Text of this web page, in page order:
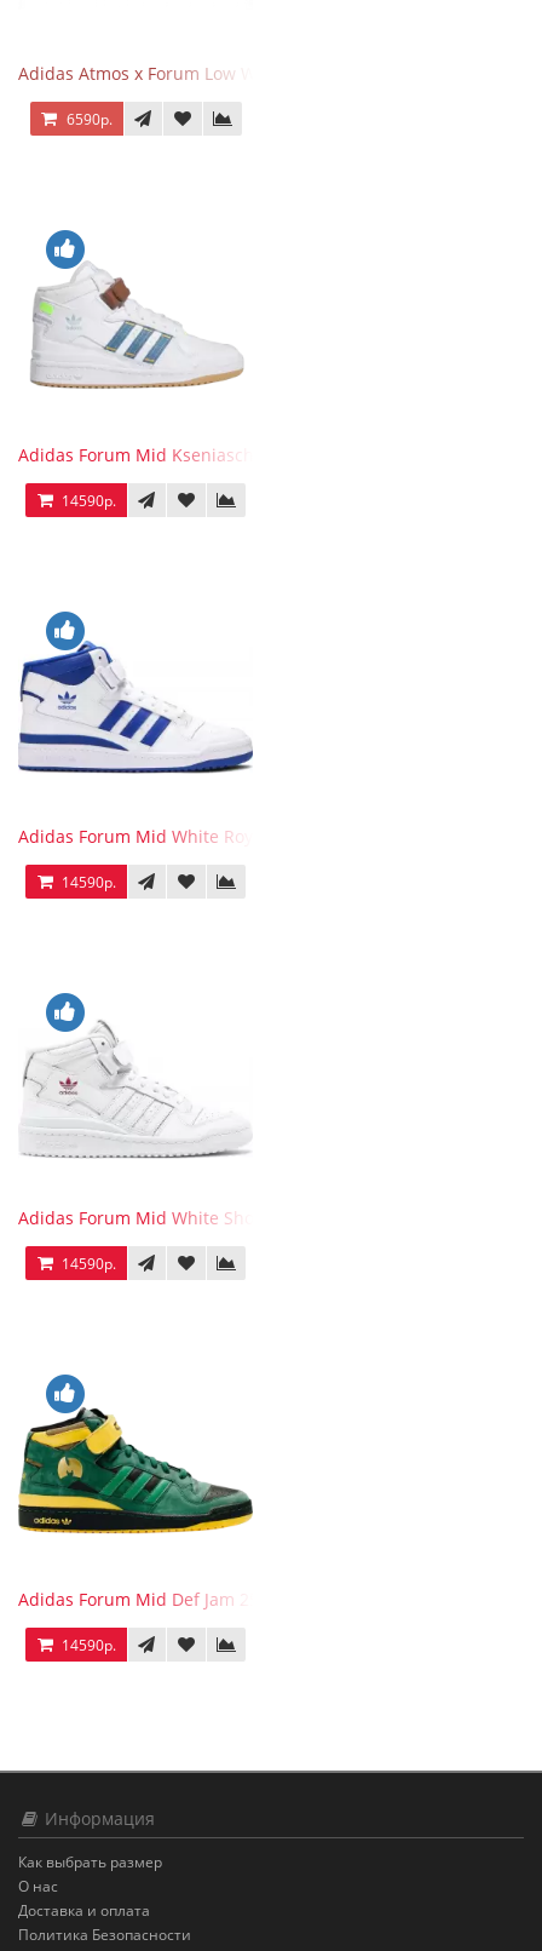
Adidas Atmos x Forum Low Wheat Dark Brown
6590р.
Adidas Forum Mid Kseniaschnaider
14590р.
Adidas Forum Mid White Royal Blue
14590р.
Adidas Forum Mid White Shock Pink
14590р.
Adidas Forum Mid Def Jam 25th Anniversary
14590р.
Информация
Как выбрать размер
О нас
Доставка и оплата
Политика Безопасности